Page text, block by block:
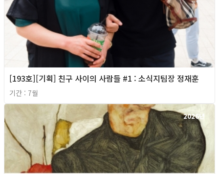
[193호][기획] 친구 사이의 사람들 #1 : 소식지팀장 정재훈
기간 : 7월
2026년